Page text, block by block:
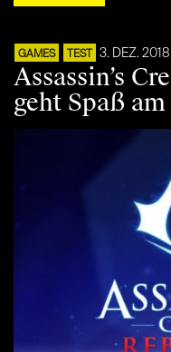
GAMES TEST 3. DEZ. 2018
Assassin’s
geht Spaß